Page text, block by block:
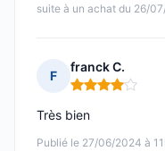
suite à un achat du 26/
F
franck C.
Note : 4 sur 5
Publié le 27/06/2024 à
Très bien